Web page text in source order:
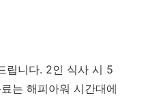
립니다. 2인 식사 시 5
는 해피아워 시간대에